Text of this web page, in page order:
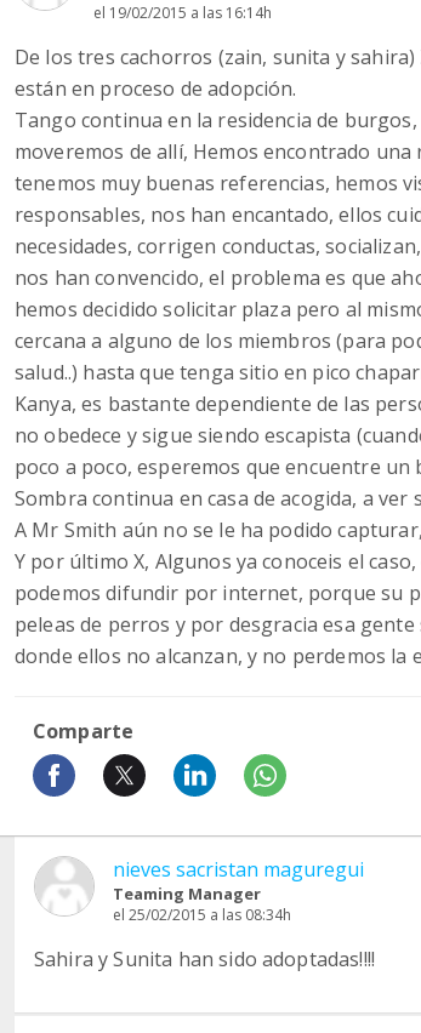
el 19/02/2015 a las 16:14h
De los tres cachorros (zain, sunita y
están en proceso de adopción.
Tango continua en la residencia de
moveremos de allí, Hemos encontrado
tenemos muy buenas referencias, hemos
responsables, nos han encantado, ellos
necesidades, corrigen conductas,
nos han convencido, el problema es que
hemos decidido solicitar plaza pero al
cercana a alguno de los miembros (para
salud..) hasta que tenga sitio en pico
Kanya, es bastante dependiente de las
no obedece y sigue siendo escapista
poco a poco, esperemos que encuentre un
Sombra continua en casa de acogida, a
A Mr Smith aún no se le ha podido
Y por último X, Algunos ya conoceis el
podemos difundir por internet, porque su
peleas de perros y por desgracia esa
donde ellos no alcanzan, y no perdemos
Comparte
nieves sacristan maguregui
Teaming Manager
el 25/02/2015 a las 08:34h
Sahira y Sunita han sido adoptadas!!!!